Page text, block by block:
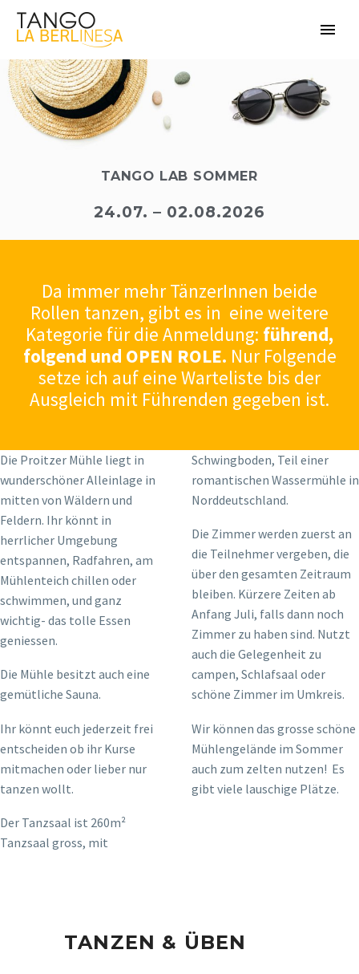
TANGO LAB SOMMER
24.07. – 02.08.2026
Da immer mehr TänzerInnen beide
Rollen tanzen, gibt es in eine weitere
Kategorie für die Anmeldung: führend,
folgend und OPEN ROLE. Nur Folgende
setze ich auf eine Warteliste bis der
Ausgleich mit Führenden gegeben ist.
Die Proitzer Mühle liegt in
wunderschöner Alleinlage in
mitten von Wäldern und
Feldern. Ihr könnt in
herrlicher Umgebung
entspannen, Radfahren, am
Mühlenteich chillen oder
schwimmen, und ganz
wichtig- das tolle Essen
geniessen.
Die Mühle besitzt auch eine
gemütliche Sauna.
Ihr könnt euch jederzeit frei
entscheiden ob ihr Kurse
mitmachen oder lieber nur
tanzen wollt.
Der Tanzsaal ist 260m²
Tanzsaal gross, mit
Schwingboden, Teil einer
romantischen Wassermühle in
Norddeutschland.
Die Zimmer werden zuerst an
die Teilnehmer vergeben, die
über den gesamten Zeitraum
bleiben. Kürzere Zeiten ab
Anfang Juli, falls dann noch
Zimmer zu haben sind. Nutzt
auch die Gelegenheit zu
campen, Schlafsaal oder
schöne Zimmer im Umkreis.
Wir können das grosse schöne
Mühlengelände im Sommer
auch zum zelten nutzen! Es
gibt viele lauschige Plätze.
TANZEN & ÜBEN